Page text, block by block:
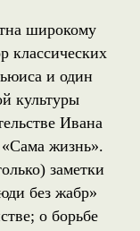
широкому
классических
и один
культуры
Ивана
жизнь».
заметки
без жабр»
о борьбе